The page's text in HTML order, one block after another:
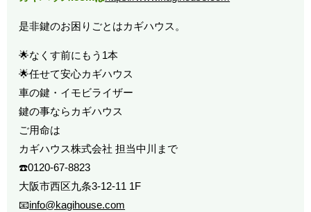
是非鍵のお困りごとはカギハウス。
🌟なくす前にもう1本
🌟任せて安心カギハウス
車の鍵・イモビライザー
鍵の事ならカギハウス
ご用命は
カギハウス株式会社 担当中川まで
☎️0120-67-8823
大阪市西区九条3-12-11 1F
📧info@kagihouse.com